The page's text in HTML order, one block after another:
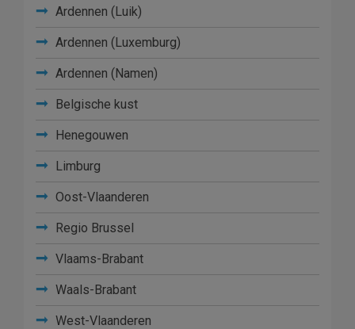
Ardennen (Luik)
Ardennen (Luxemburg)
Ardennen (Namen)
Belgische kust
Henegouwen
Limburg
Oost-Vlaanderen
Regio Brussel
Vlaams-Brabant
Waals-Brabant
West-Vlaanderen